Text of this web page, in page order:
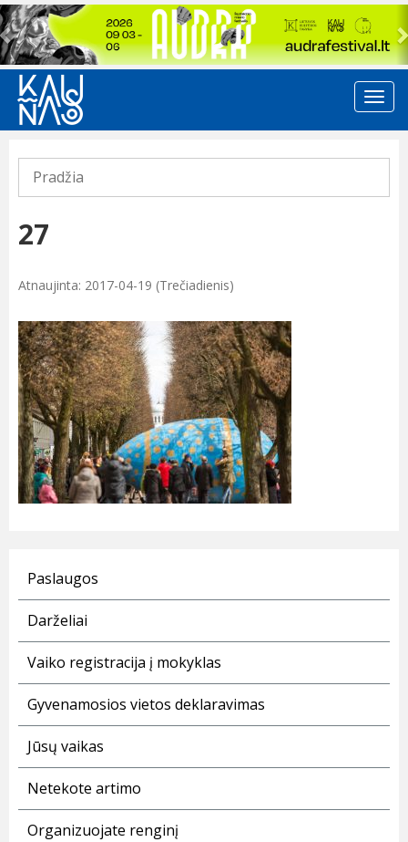
Previous
Pradžia
27
Atnaujinta: 2017-04-19 (Trečiadienis)
Paslaugos
Darželiai
Vaiko registracija į mokyklas
Gyvenamosios vietos deklaravimas
Jūsų vaikas
Netekote artimo
Organizuojate renginį